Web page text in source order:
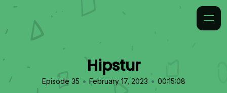
Hipstur
Episode 35 • February 17, 2023 • 00:15:08